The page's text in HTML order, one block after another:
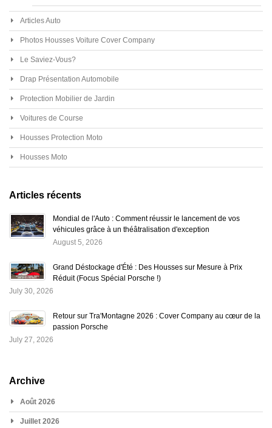
Articles Auto
Photos Housses Voiture Cover Company
Le Saviez-Vous?
Drap Présentation Automobile
Protection Mobilier de Jardin
Voitures de Course
Housses Protection Moto
Housses Moto
Articles récents
Mondial de l'Auto : Comment réussir le lancement de vos
véhicules grâce à un théâtralisation d'exception
August 5, 2026
Grand Déstockage d'Été : Des Housses sur Mesure à Prix
Réduit (Focus Spécial Porsche !)
July 30, 2026
Retour sur Tra'Montagne 2026 : Cover Company au cœur de la
passion Porsche
July 27, 2026
Archive
Août 2026
Juillet 2026